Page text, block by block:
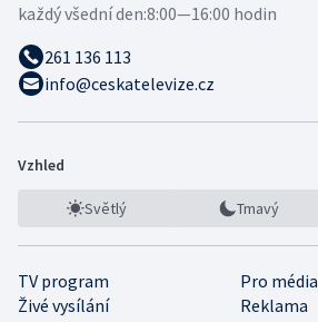
každý všední den:8:00—16:00 hodin
261 136 113
info@ceskatelevize.cz
Vzhled
Světlý Tmavý
TV program
Pro média
Živé vysílání
Reklama